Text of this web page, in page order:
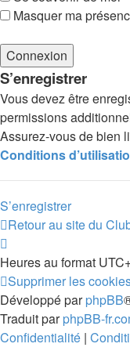
Masquer ma
S’enregistrer
Vous devez être
permissions
Assurez-vous de bien
Conditions
S’enregistrer
Retour au site du
Heures au format
Supprimer les
Développé parphpBB
Traduit parphpBB-
Confidentialité |